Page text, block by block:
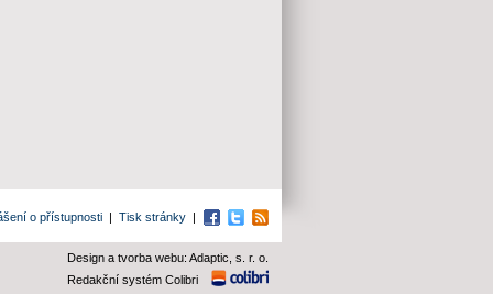
o přístupnosti | Tisk stránky | Facebook
TwitterRSS
Design a tvorba webu: Adaptic, s. r. o.
Redakční systém Colibri